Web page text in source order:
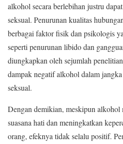
alkohol secara berlebihan justru
seksual. Penurunan kualitas
berbagai faktor fisik dan psikologis
seperti penurunan libido dan
diungkapkan oleh sejumlah
dampak negatif alkohol dalam
seksual.
Dengan demikian, meskipun alkohol
suasana hati dan meningkatkan
orang, efeknya tidak selalu positif.